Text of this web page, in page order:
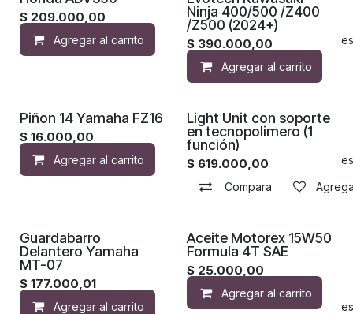
$ 209.000,00
Agregar al carrito Agregar a la lista de
Ninja 400/500 /Z400
/Z500 (2024+)
$ 390.000,00
Agregar al carrito
Piñon 14 Yamaha FZ16
$ 16.000,00
Agregar al carrito Agregar a la lista de
Light Unit con soporte
en tecnopolimero (1
función)
$ 619.000,00
Compara
Guardabarro
Delantero Yamaha
MT-07
$ 177.000,01
Agregar al carrito Agregar a la lista de
Aceite Motorex 15W50
Formula 4T SAE
$ 25.000,00
Agregar al carrito